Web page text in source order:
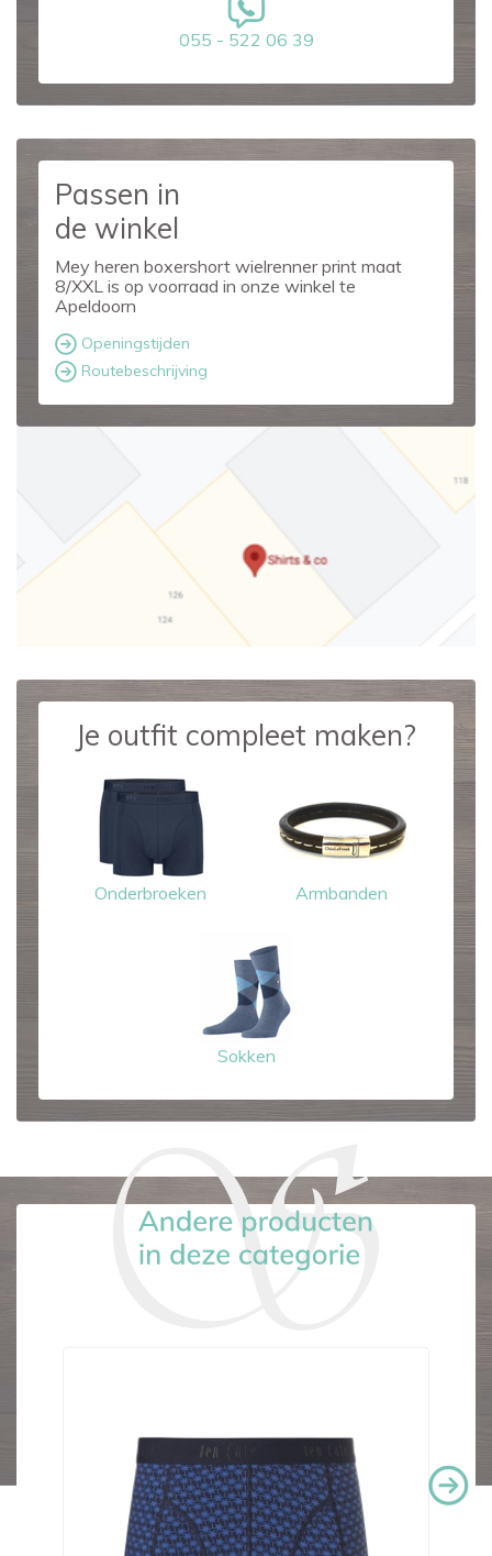
055 - 522 06 39
Passen in
de winkel
Mey heren boxershort wielrenner print maat
8/XXL is op voorraad in onze winkel te
Apeldoorn
Openingstijden
Routebeschrijving
Je outfit compleet maken?
Onderbroeken Armbanden
Sokken